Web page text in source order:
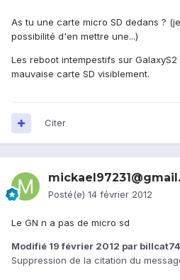
As tu une carte micro SD dedans ?
possibilité d'en mettre une...)
Les reboot intempestifs sur
mauvaise carte SD visiblement.
Citer
Posté(e) 14 février 2012
Le GN n a pas de micro sd
Modifié 19 février 2012 par billcat74
Suppression de la citation du